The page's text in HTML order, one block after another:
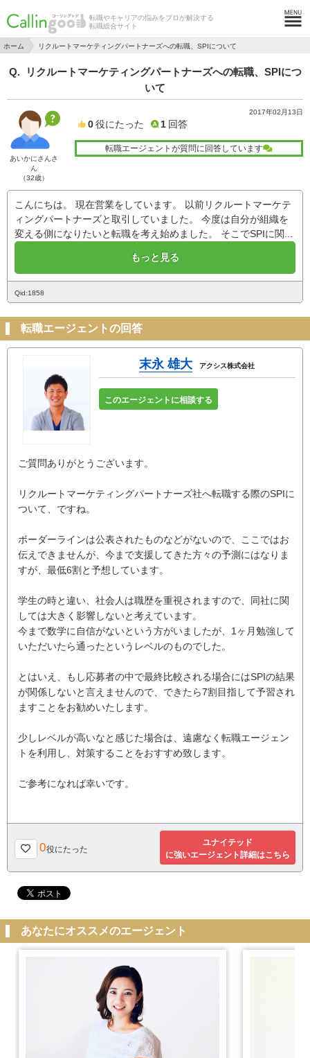
転職やキャリアの悩みをプロが解決する
転職総合サイト
ホーム リクルートマーケティングパートナーズへの転職、SPIについて
リクルートマーケティングパートナーズへの転職、SPIにつ
いて
あいかにさんさ
ん
（32歳）
2017年02月13日
0 役にたった 1 回答
転職エージェントが質問に回答しています
こんにちは。 現在営業をしています。 以前リクルートマーケテ
ィングパートナーズと取引していました。 今度は自分が組織を
変える側になりたいと転職を考え始めました。 そこでSPIに関...
もっと見る
Qid:1858
転職エージェントの回答
末永 雄大 アクシス株式会社
このエージェントに相談する
ご質問ありがとうございます。
リクルートマーケティングパートナーズ社へ転職する際のSPIに
ついて、ですね。
ボーダーラインは公表されたものなどがないので、ここではお
伝えできませんが、今まで支援してきた方々の予測にはなりま
すが、最低6割と予想しています。
学生の時と違い、社会人は職歴を重視されますので、同社に関
しては大きく影響しないと考えています。
今まで数学に自信がないという方がいましたが、1ヶ月勉強して
いただいたら通ったというレベルのものでした。
とはいえ、もし応募者の中で最終比較される場合にはSPIの結果
が関係しないと言えませんので、できたら7割目指して予習され
ますことをお勧めいたします。
少しレベルが高いなと感じた場合は、遠慮なく転職エージェン
トを利用し、対策することをおすすめ致します。
ご参考になれば幸いです。
0役にたった
ユナイテッド
に強いエージェント詳細はこちら
あなたにオススメのエージェント